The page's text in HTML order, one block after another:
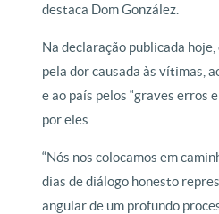
destaca Dom González.
Na declaração publicada
pela dor causada às vítimas,
e ao país pelos “graves erros
por eles.
“Nós nos colocamos em
dias de diálogo honesto
angular de um profundo